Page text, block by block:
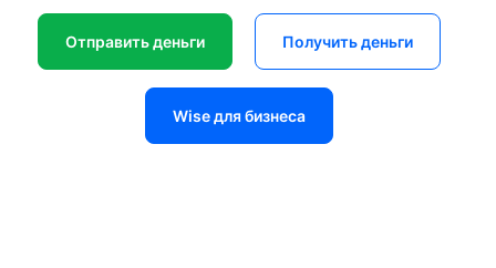
Отправить деньги Получить деньги
Wise для бизнеса